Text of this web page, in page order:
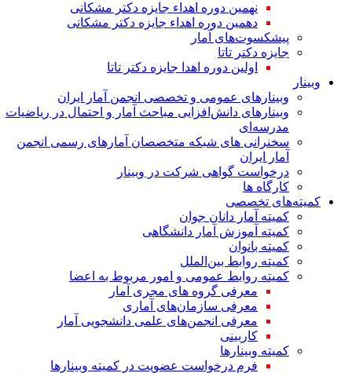
نهمین دوره اهداء جایزه دکتر مشکانی
دهمین دوره اهداء جایزه دکتر مشکانی
پیشکسوت‌های آمار
جایزه دکتر تاتا
اولین دوره اهدا جایزه دکتر تاتا
وبینار
وبینارهای عمومی و تخصصی انجمن آمار ایران
وبینارهای دانش‌افزایی مباحث آمار و احتمال در ریاضیات
مدرسه‌ای
سخنرانی های شبکه متخصصان آمارهای رسمی انجمن
آمار ایران
درخواست گواهی شرکت در وبینار
کارگاه ها
کمیته‌های تخصصی
کمیته آمار دانان جوان
کمیته آموزش آمار دانشگاهی
کمیته بانوان
کمیته روابط بین‌الملل
کمیته روابط عمومی و امور مربوط به اعضا
معرفی گروه های مجری آمار
معرفی سازمان‌های آماری
معرفی انجمن‌های علمی دانشجویی آمار
کاربینی
کمیته وبینارها
فرم درخواست عضویت در کمیته وبینارها